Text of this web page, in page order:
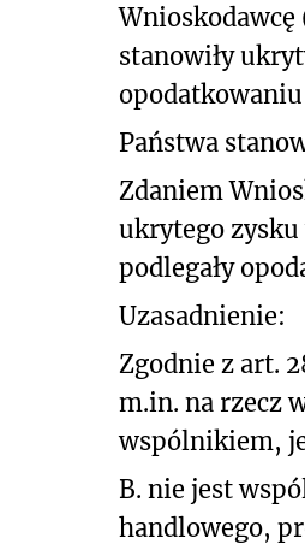
Wnioskodawcę
stanowiły
opodatkowaniu
Państwa
Zdaniem
ukrytego
podlegały
Uzasadnienie:
Zgodnie z art.
m.in. na rzecz
wspólnikiem,
B. nie jest
handlowego,